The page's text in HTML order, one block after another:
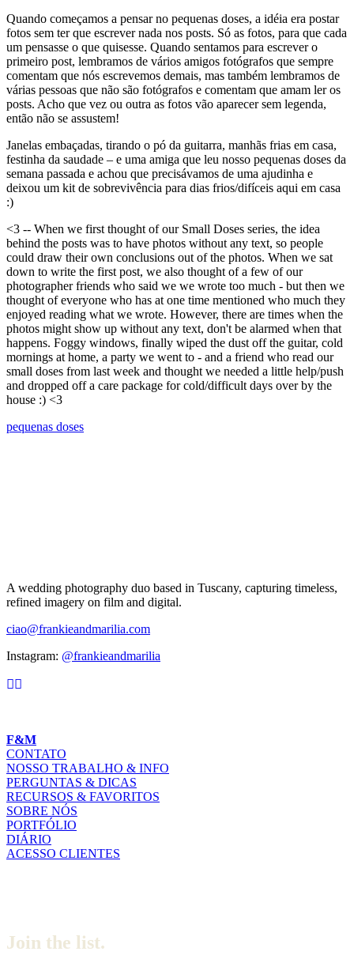
Quando começamos a pensar no pequenas doses, a idéia era postar
fotos sem ter que escrever nada nos posts. Só as fotos, para que cada
um pensasse o que quisesse. Quando sentamos para escrever o
primeiro post, lembramos de vários amigos fotógrafos que sempre
comentam que nós escrevemos demais, mas também lembramos de
várias pessoas que não são fotógrafos e comentam que amam ler os
posts. Acho que vez ou outra as fotos vão aparecer sem legenda,
então não se assustem!
Janelas embaçadas, tirando o pó da guitarra, manhãs frias em casa,
festinha da saudade – e uma amiga que leu nosso pequenas doses da
semana passada e achou que precisávamos de uma ajudinha e
deixou um kit de sobrevivência para dias frios/difíceis aqui em casa
:)
<3 -- When we first thought of our Small Doses series, the idea
behind the posts was to have photos without any text, so people
could draw their own conclusions out of the photos. When we sat
down to write the first post, we also thought of a few of our
photographer friends who said we we wrote too much - but then we
thought of everyone who has at one time mentioned who much they
enjoyed reading what we wrote. However, there are times when the
photos might show up without any text, don't be alarmed when that
happens. Foggy windows, finally wiped the dust off the guitar, cold
mornings at home, a party we went to - and a friend who read our
small doses from last week and thought we needed a little help/push
and dropped off a care package for cold/difficult days over by the
house :) <3
pequenas doses
A wedding photography duo based in Tuscany, capturing timeless,
refined imagery on film and digital.
ciao@frankieandmarilia.com
Instagram: @frankieandmarilia
F&M
CONTATO
NOSSO TRABALHO & INFO
PERGUNTAS & DICAS
RECURSOS & FAVORITOS
SOBRE NÓS
PORTFÓLIO
DIÁRIO
ACESSO CLIENTES
Join the list.